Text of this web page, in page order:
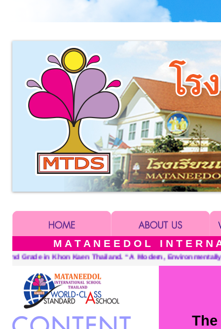
M A T A N E E D O L I N T E R
Modern, Environmentally Conscious School International